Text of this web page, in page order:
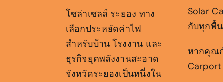
โซล่าเซลล์ ระยอง ทาง
เลือกประหยัดค่าไฟ
สำหรับบ้าน โรงงาน และ
ธุรกิจยุคพลังงานสะอาด
จังหวัดระยองเป็นหนึ่งใน
Solar
กับทุกพื้
หากคุณ